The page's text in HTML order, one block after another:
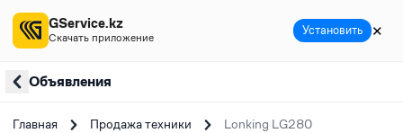
Объявления
Главная Продажа техники Lonking LG280
GService.kz
Скачать приложение Установить ✕